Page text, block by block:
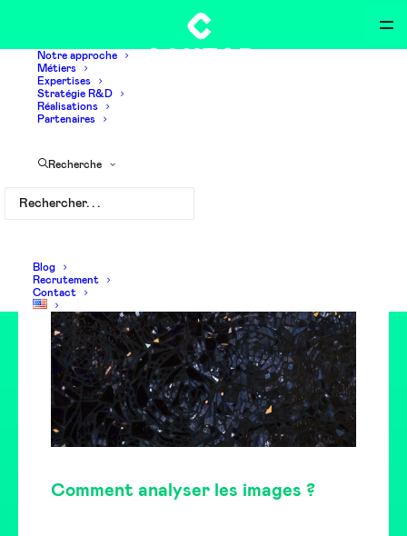
Notre approche
Métiers
Expertises
Stratégie R&D
Réalisations
Partenaires
Recherche
Blog
Recrutement
Contact
#1 Analyse de
particules
Comment analyser les images ?